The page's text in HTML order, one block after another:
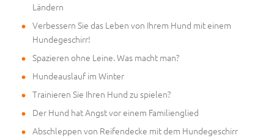
Ländern
Verbessern Sie das Leben von Ihrem Hund mit einem
Hundegeschirr!
Spazieren ohne Leine. Was macht man?
Hundeauslauf im Winter
Trainieren Sie Ihren Hund zu spielen?
Der Hund hat Angst vor einem Familienglied
Abschleppen von Reifendecke mit dem Hundegeschirr